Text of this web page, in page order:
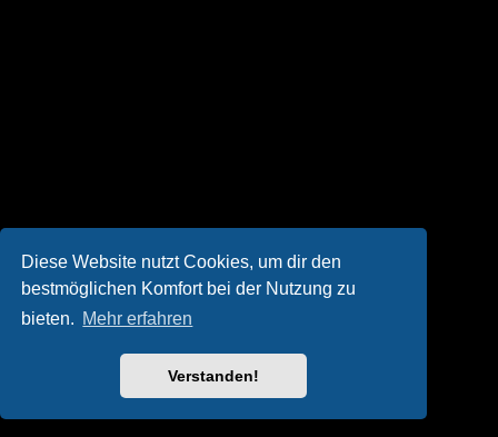
Diese Website nutzt Cookies, um dir den
bestmöglichen Komfort bei der Nutzung zu
bieten. Mehr erfahren
Verstanden!